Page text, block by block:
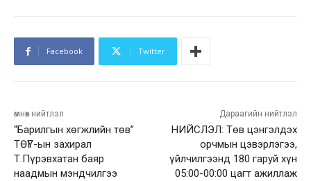
Facebook Twitter
өмнөх нийтлэл
“Барилгын хөгжлийн төв”
ТӨҮГ-ын захирал
Т.Пүрэвхатан баяр
наадмын мэндчилгээ
Дараагийн нийтлэл
НИЙСЛЭЛ: Төв цэнгэлдэх
орчмын цэвэрлэгээ,
үйлчилгээнд 180 гаруй хүн
05:00-00:00 цагт ажиллаж